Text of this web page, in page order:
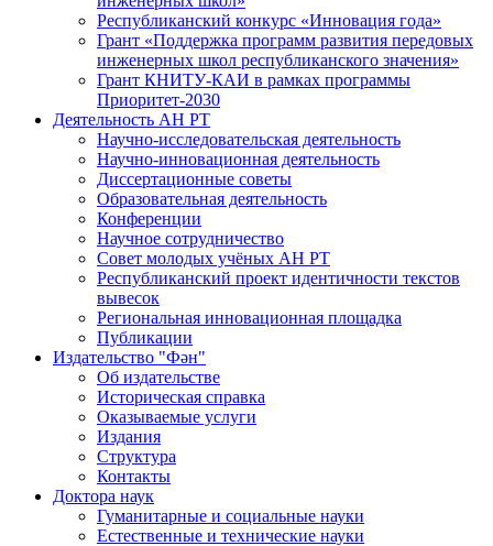
Республиканский конкурс «Инновация года»
Грант «Поддержка программ развития передовых
инженерных школ республиканского значения»
Грант КНИТУ-КАИ в рамках программы
Приоритет-2030
Деятельность АН РТ
Научно-исследовательская деятельность
Научно-инновационная деятельность
Диссертационные советы
Образовательная деятельность
Конференции
Научное сотрудничество
Совет молодых учёных АН РТ
Республиканский проект идентичности текстов
вывесок
Региональная инновационная площадка
Публикации
Издательство "Фән"
Об издательстве
Историческая справка
Оказываемые услуги
Издания
Структура
Контакты
Доктора наук
Гуманитарные и социальные науки
Естественные и технические науки